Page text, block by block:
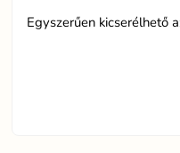
Egyszerűen kicserélhető